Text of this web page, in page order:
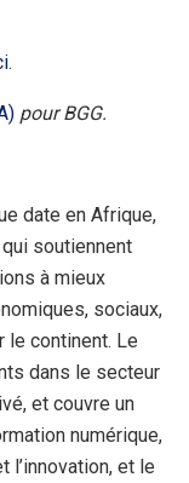
.
pour BGG.
date en Afrique,
soutiennent
à mieux
sociaux,
le continent. Le
dans le secteur
et couvre un
numérique,
l’innovation, et le